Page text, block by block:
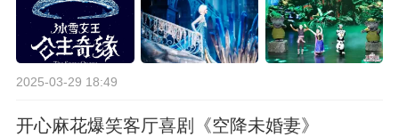
2025-03-29 18:49
开心麻花爆笑客厅喜剧《空降未婚妻》